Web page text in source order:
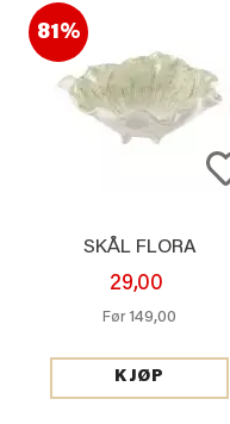
81%
SKÅL FLORA
29,00
Før 149,00
KJØP